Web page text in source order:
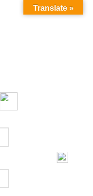
Translate »